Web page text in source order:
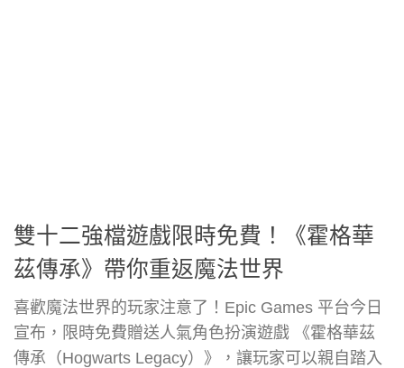
雙十二強檔遊戲限時免費！《霍格華
茲傳承》帶你重返魔法世界
喜歡魔法世界的玩家注意了！Epic Games 平台今日
宣布，限時免費贈送人氣角色扮演遊戲 《霍格華茲
傳承（Hogwarts Legacy）》，讓玩家可以親自踏入